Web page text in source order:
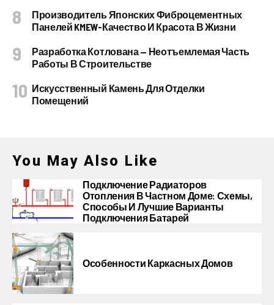
Производитель Японских Фиброцементных
Панелей KMEW-Качество И Красота В Жизни
Разработка Котлована — Неотъемлемая Часть
Работы В Строительстве
Искусственный Камень Для Отделки
Помещений
You May Also Like
Подключение Радиаторов
Отопления В Частном Доме: Схемы,
Способы И Лучшие Варианты
Подключения Батарей
Особенности Каркасных Домов